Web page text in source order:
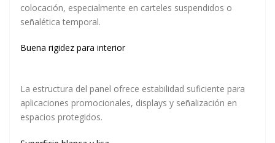
colocación, especialmente en carteles suspendidos o
señalética temporal.
Buena rigidez para interior
La estructura del panel ofrece estabilidad suficiente para
aplicaciones promocionales, displays y señalización en
espacios protegidos.